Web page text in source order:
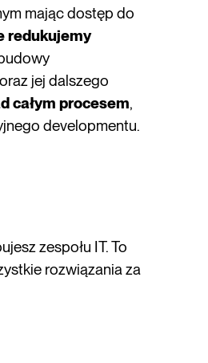
mając dostęp do
redukujemy
jej dalszego
całym procesem,
developmentu.
zespołu IT. To
rozwiązania za